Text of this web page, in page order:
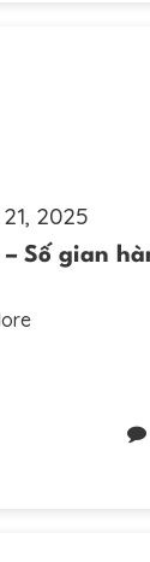
2025
– Số gian